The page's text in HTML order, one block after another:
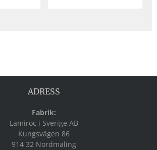
ADRESS
Fabrik:
Lamiroc i Sverige AB
Kungsvägen 86
914 32 Nordmaling